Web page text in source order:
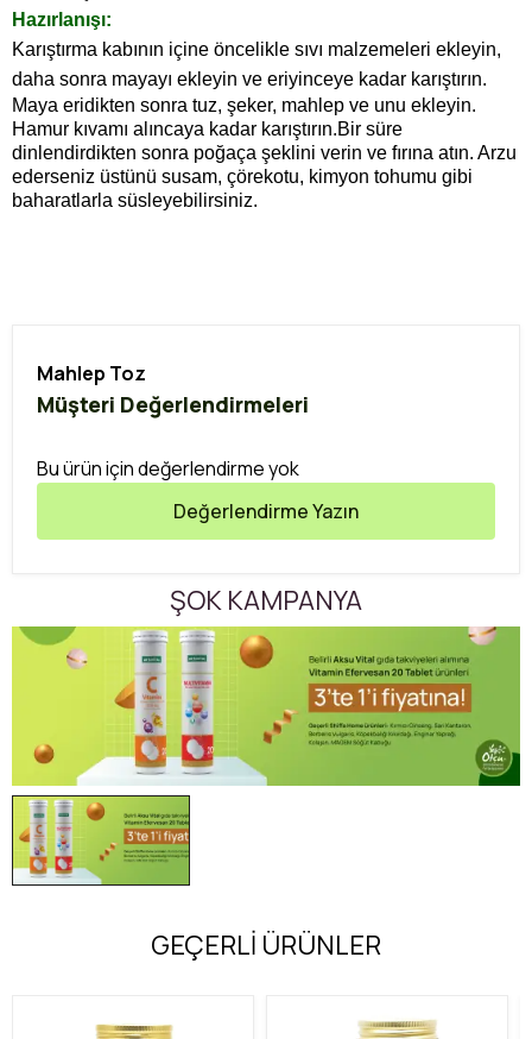
Hazırlanışı:
Karıştırma kabının içine öncelikle sıvı malzemeleri ekleyin,
daha sonra mayayı ekleyin ve eriyinceye kadar karıştırın.
Maya eridikten sonra tuz, şeker, mahlep ve unu ekleyin.
Hamur kıvamı alıncaya kadar karıştırın.Bir süre
dinlendirdikten sonra poğaça şeklini verin ve fırına atın. Arzu
ederseniz üstünü susam, çörekotu, kimyon tohumu gibi
baharatlarla süsleyebilirsiniz.
Mahlep Toz
Müşteri Değerlendirmeleri
Bu ürün için değerlendirme yok
Değerlendirme Yazın
ŞOK KAMPANYA
GEÇERLİ ÜRÜNLER